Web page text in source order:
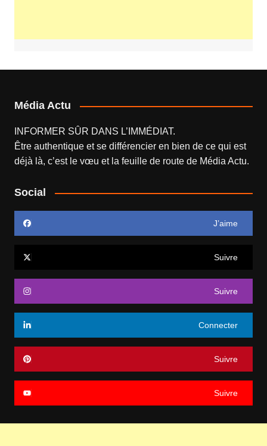
Média Actu
INFORMER SÛR DANS L’IMMÉDIAT.
Être authentique et se différencier en bien de ce qui est
déjà là, c’est le vœu et la feuille de route de Média Actu.
Social
J’aime
Suivre
Suivre
Connecter
Suivre
Suivre